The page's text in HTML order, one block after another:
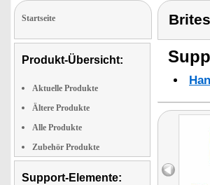
Startseite
Produkt-Übersicht:
Aktuelle Produkte
Ältere Produkte
Alle Produkte
Zubehör Produkte
Support-Elemente: